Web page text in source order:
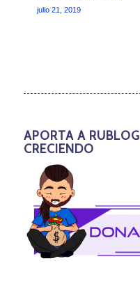
julio 21, 2019
APORTA A
CRECIENDO